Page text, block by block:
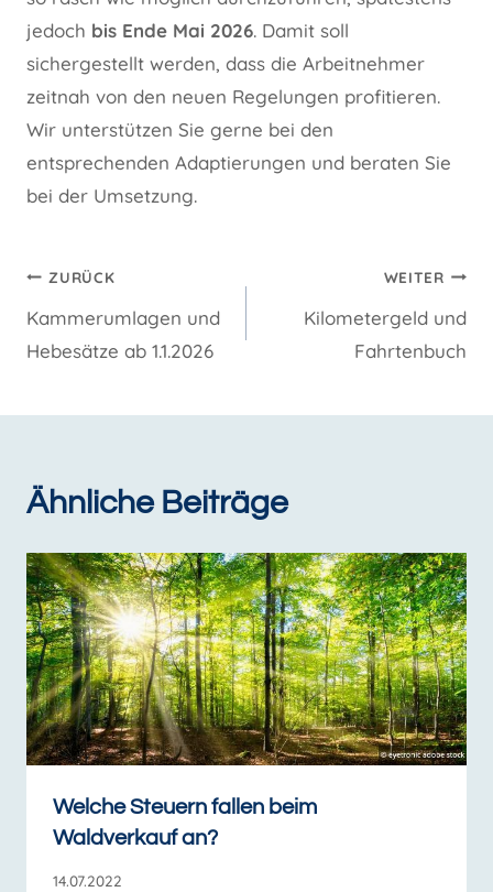
jedoch bis Ende Mai 2026. Damit soll
sichergestellt werden, dass die Arbeitnehmer
zeitnah von den neuen Regelungen profitieren.
Wir unterstützen Sie gerne bei den
entsprechenden Adaptierungen und beraten Sie
bei der Umsetzung.
Beitragsnavigation
ZURÜCK
Kammerumlagen und
Hebesätze ab 1.1.2026
WEITER
Kilometergeld und
Fahrtenbuch
Ähnliche Beiträge
Welche Steuern fallen beim
Waldverkauf an?
14.07.2022